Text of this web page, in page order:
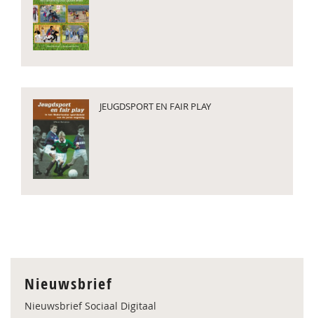
JEUGDSPORT EN FAIR PLAY
Nieuwsbrief
Nieuwsbrief Sociaal Digitaal